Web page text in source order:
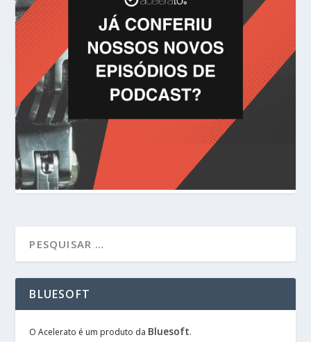
BLUESOFT
O Acelerato é um produto da Bluesoft.